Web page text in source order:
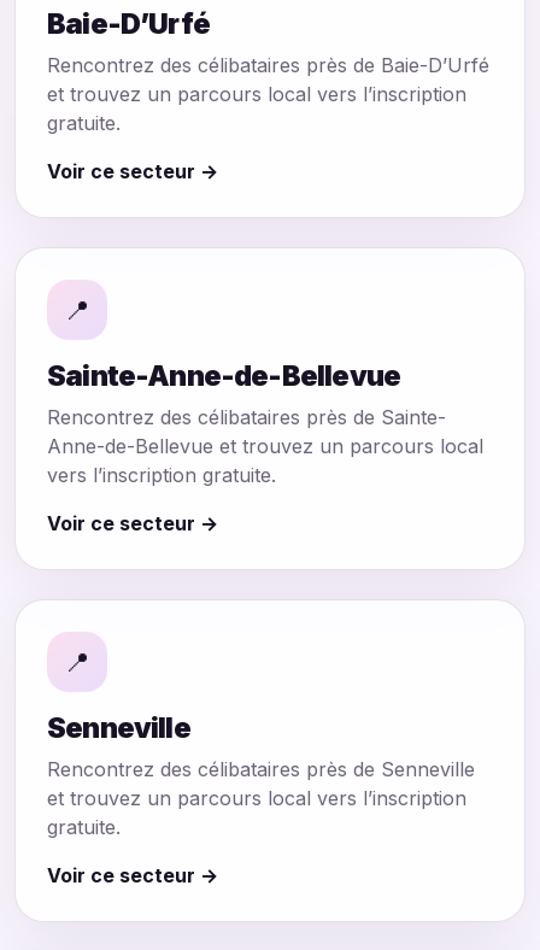
Baie-D’Urfé
Rencontrez des célibataires près de Baie-D’Urfé
et trouvez un parcours local vers l’inscription
gratuite.
Voir ce secteur →
📍
Sainte-Anne-de-Bellevue
Rencontrez des célibataires près de Sainte-
Anne-de-Bellevue et trouvez un parcours local
vers l’inscription gratuite.
Voir ce secteur →
📍
Senneville
Rencontrez des célibataires près de Senneville
et trouvez un parcours local vers l’inscription
gratuite.
Voir ce secteur →